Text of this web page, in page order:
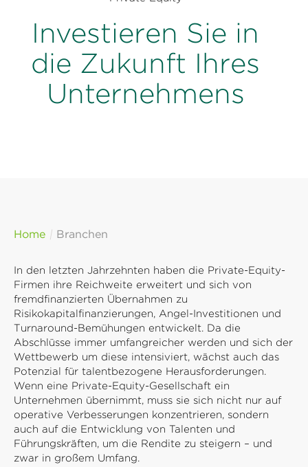
Investieren Sie in
die Zukunft Ihres
Unternehmens
Home Branchen
In den letzten Jahrzehnten haben die Private-Equity-
Firmen ihre Reichweite erweitert und sich von
fremdfinanzierten Übernahmen zu
Risikokapitalfinanzierungen, Angel-Investitionen und
Turnaround-Bemühungen entwickelt. Da die
Abschlüsse immer umfangreicher werden und sich der
Wettbewerb um diese intensiviert, wächst auch das
Potenzial für talentbezogene Herausforderungen.
Wenn eine Private-Equity-Gesellschaft ein
Unternehmen übernimmt, muss sie sich nicht nur auf
operative Verbesserungen konzentrieren, sondern
auch auf die Entwicklung von Talenten und
Führungskräften, um die Rendite zu steigern – und
zwar in großem Umfang.